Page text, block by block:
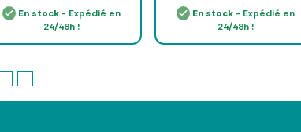
En stock- Expédié en
24/48h !
En stock- Expédié en
24/48h !